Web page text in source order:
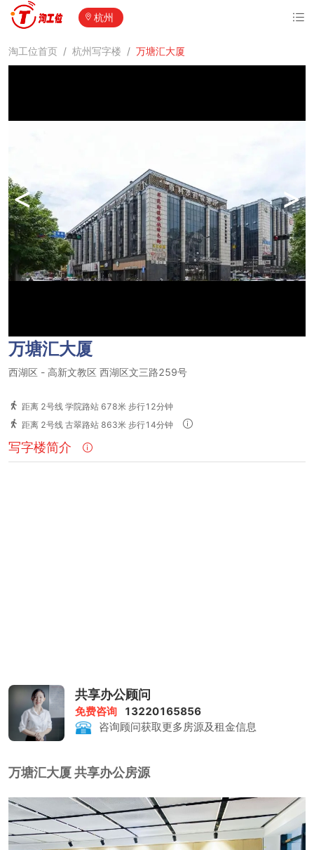
杭州
淘工位首页 / 杭州写字楼 / 万塘汇大厦
< >
万塘汇大厦
西湖区 - 高新文教区 西湖区文三路259号
距离 2号线 学院路站 678米 步行12分钟
距离 2号线 古翠路站 863米 步行14分钟
写字楼简介
共享办公顾问
免费咨询
13220165856
咨询顾问获取更多房源及租金信息
万塘汇大厦 共享办公房源